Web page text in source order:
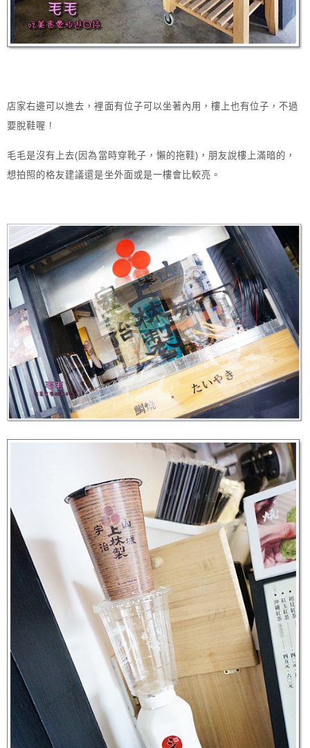
店家右邊可以進去，裡面有位子可以坐著內用，樓上也有位子，不過
要脫鞋喔 !
毛毛是沒有上去(因為當時穿靴子，懶的拖鞋)，朋友說樓上滿暗的，
想拍照的格友建議還是坐外面或是一樓會比較亮。